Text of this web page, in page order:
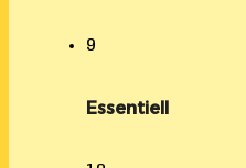
9
Essentiell